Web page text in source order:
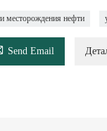
месторождения нефти
Send Email